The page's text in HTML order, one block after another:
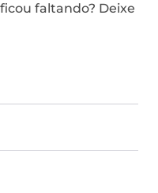
faltando? Deixe